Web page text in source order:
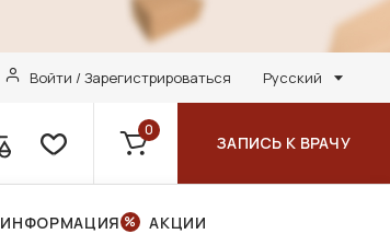
Войти / Зарегистрироваться Русский
0
ЗАПИСЬ К ВРАЧУ
ИНФОРМАЦИЯ АКЦИИ